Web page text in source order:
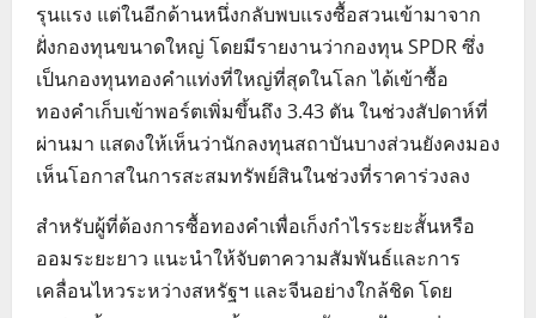
รุนแรง แต่ในอีกด้านหนึ่งกลับพบแรงซื้อสวนเข้ามาจาก
ฝั่งกองทุนขนาดใหญ่ โดยมีรายงานว่ากองทุน SPDR ซึ่ง
เป็นกองทุนทองคำแท่งที่ใหญ่ที่สุดในโลก ได้เข้าซื้อ
ทองคำเก็บเข้าพอร์ตเพิ่มขึ้นถึง 3.43 ตัน ในช่วงสัปดาห์ที่
ผ่านมา แสดงให้เห็นว่านักลงทุนสถาบันบางส่วนยังคงมอง
เห็นโอกาสในการสะสมทรัพย์สินในช่วงที่ราคาร่วงลง
สำหรับผู้ที่ต้องการซื้อทองคำเพื่อเก็งกำไรระยะสั้นหรือ
ออมระยะยาว แนะนำให้จับตาความสัมพันธ์และการ
เคลื่อนไหวระหว่างสหรัฐฯ และจีนอย่างใกล้ชิด โดย